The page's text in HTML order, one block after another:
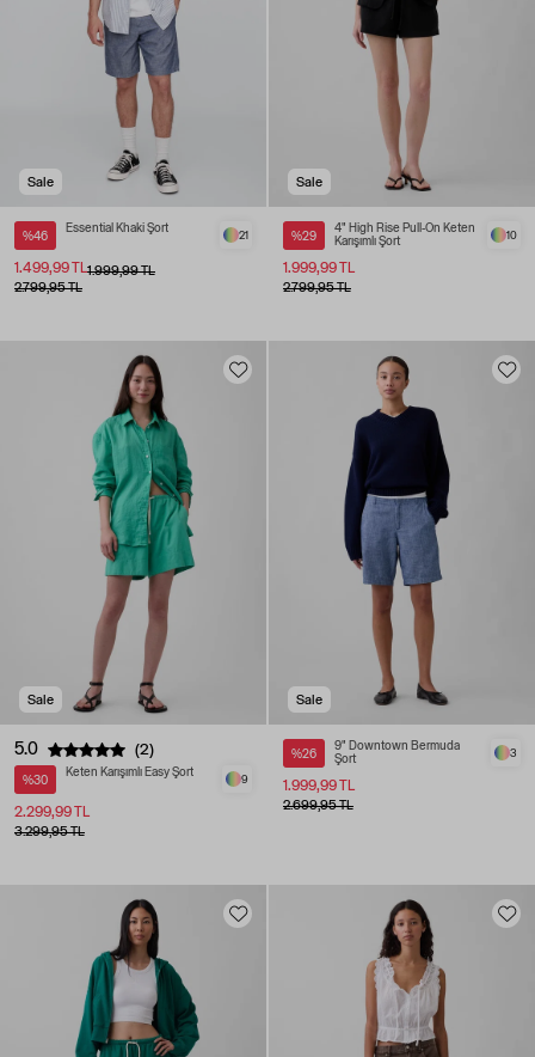
Sale
%46
Essential Khaki Şort
1.999,99 TL
1.499,99 TL
21
2.799,95 TL
Sale
%29
4" High Rise Pull-On Keten
Karışımlı Şort
1.999,99 TL
10
2.799,95 TL
Sale
5.0 (2)
%30
Keten Karışımlı Easy Şort
2.299,99 TL
9
3.299,95 TL
Sale
%26
9" Downtown Bermuda
Şort
1.999,99 TL
3
2.699,95 TL